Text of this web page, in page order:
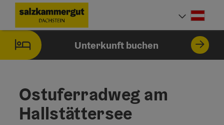
Zum InhaltAccesskey
[0]
Zur NavigationAccesskey
[1]
Zum Seitenanfang
Unterkunft buchen
Ostuferradweg am
Hallstättersee